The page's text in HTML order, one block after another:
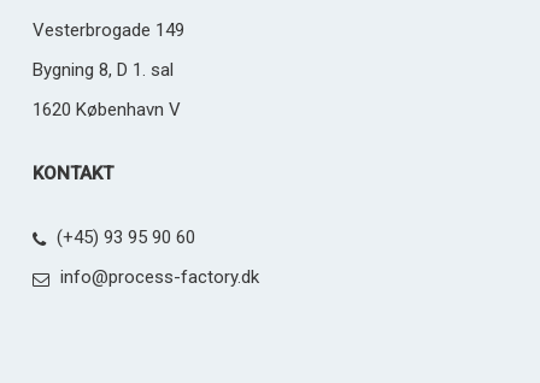
Vesterbrogade 149
Bygning 8, D 1. sal
1620 København V
KONTAKT
(+45) 93 95 90 60
info@process-factory.dk